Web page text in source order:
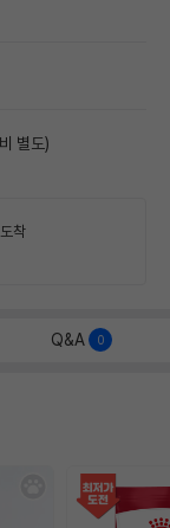
별도)
착
Q&A 0